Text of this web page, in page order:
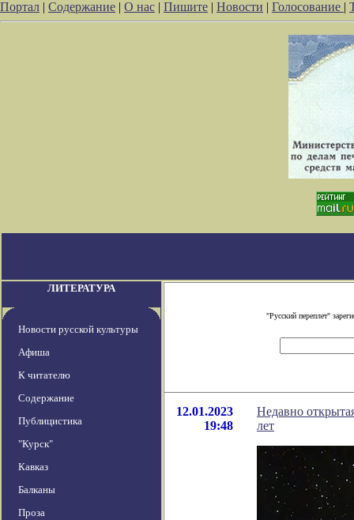
Портал | Содержание | О нас | Пишите | Новости | Голосование |
ЛИТЕРАТУРА
Новости русской культуры
Афиша
К читателю
Содержание
Публицистика
"Курск"
Кавказ
Балканы
Проза
"Русский переплет"
12.01.2023
19:48
Недавно
лет